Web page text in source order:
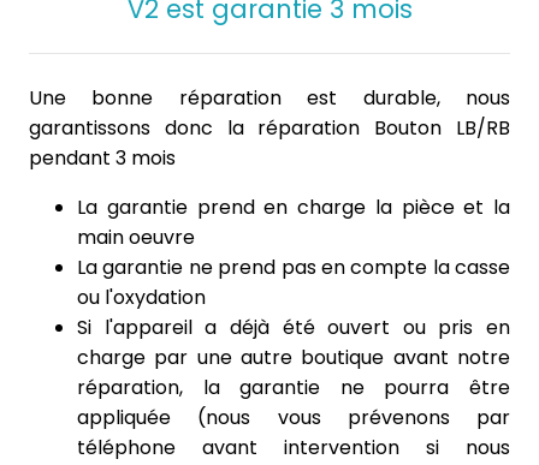
V2 est garantie 3 mois
Une bonne réparation est durable, nous
garantissons donc la réparation Bouton LB/RB
pendant 3 mois
La garantie prend en charge la pièce et la
main oeuvre
La garantie ne prend pas en compte la casse
ou l'oxydation
Si l'appareil a déjà été ouvert ou pris en
charge par une autre boutique avant notre
réparation, la garantie ne pourra être
appliquée (nous vous prévenons par
téléphone avant intervention si nous